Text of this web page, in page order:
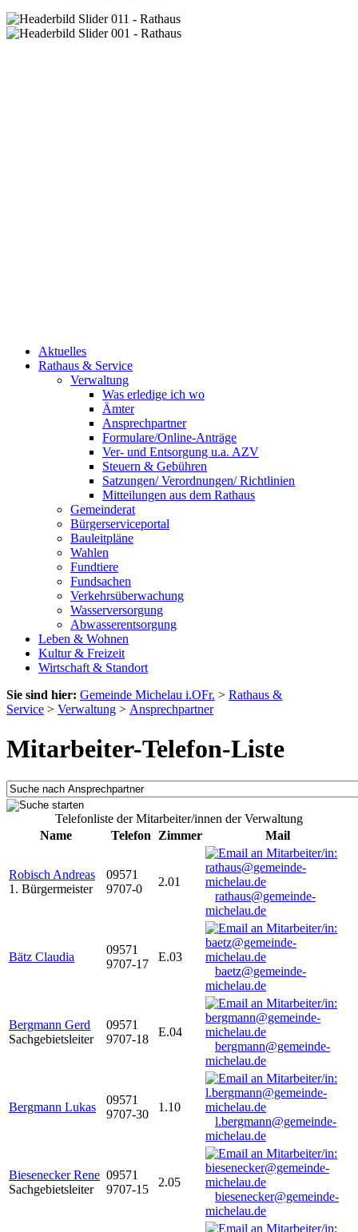
Aktuelles
Rathaus & Service
Verwaltung
Was erledige ich wo
Ämter
Ansprechpartner
Formulare/Online-Anträge
Ver- und Entsorgung u.a. AZV
Steuern & Gebühren
Satzungen/ Verordnungen/ Richtlinien
Mitteilungen aus dem Rathaus
Gemeinderat
Bürgerserviceportal
Bauleitpläne
Wahlen
Fundtiere
Fundsachen
Verkehrsüberwachung
Wasserversorgung
Abwasserentsorgung
Leben & Wohnen
Kultur & Freizeit
Wirtschaft & Standort
Sie sind hier: Gemeinde Michelau i.OFr. > Rathaus &
Service > Verwaltung > Ansprechpartner
Mitarbeiter-Telefon-Liste
Telefonliste der Mitarbeiter/innen der Verwaltung
Name
Telefon Zimmer Mail
Robisch Andreas
1. Bürgermeister
09571
9707-0
2.01
rathaus@gemeinde-
michelau.de
Bätz Claudia
09571
9707-17
E.03
baetz@gemeinde-
michelau.de
Bergmann Gerd
Sachgebietsleiter
09571
9707-18
E.04
bergmann@gemeinde-
michelau.de
Bergmann Lukas
09571
9707-30
1.10
l.bergmann@gemeinde-
michelau.de
Biesenecker Rene
Sachgebietsleiter
09571
9707-15
2.05
biesenecker@gemeinde-
michelau.de